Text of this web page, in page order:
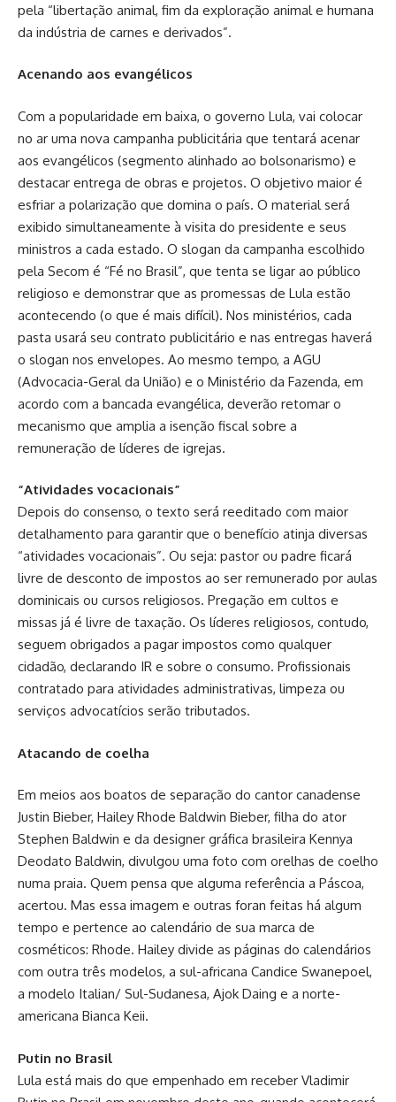
pela “libertação animal, fim da exploração animal e humana
da indústria de carnes e derivados”.
Acenando aos evangélicos
Com a popularidade em baixa, o governo Lula, vai colocar
no ar uma nova campanha publicitária que tentará acenar
aos evangélicos (segmento alinhado ao bolsonarismo) e
destacar entrega de obras e projetos. O objetivo maior é
esfriar a polarização que domina o país. O material será
exibido simultaneamente à visita do presidente e seus
ministros a cada estado. O slogan da campanha escolhido
pela Secom é “Fé no Brasil”, que tenta se ligar ao público
religioso e demonstrar que as promessas de Lula estão
acontecendo (o que é mais difícil). Nos ministérios, cada
pasta usará seu contrato publicitário e nas entregas haverá
o slogan nos envelopes. Ao mesmo tempo, a AGU
(Advocacia-Geral da União) e o Ministério da Fazenda, em
acordo com a bancada evangélica, deverão retomar o
mecanismo que amplia a isenção fiscal sobre a
remuneração de líderes de igrejas.
“Atividades vocacionais”
Depois do consenso, o texto será reeditado com maior
detalhamento para garantir que o benefício atinja diversas
“atividades vocacionais”. Ou seja: pastor ou padre ficará
livre de desconto de impostos ao ser remunerado por aulas
dominicais ou cursos religiosos. Pregação em cultos e
missas já é livre de taxação. Os líderes religiosos, contudo,
seguem obrigados a pagar impostos como qualquer
cidadão, declarando IR e sobre o consumo. Profissionais
contratado para atividades administrativas, limpeza ou
serviços advocatícios serão tributados.
Atacando de coelha
Em meios aos boatos de separação do cantor canadense
Justin Bieber, Hailey Rhode Baldwin Bieber, filha do ator
Stephen Baldwin e da designer gráfica brasileira Kennya
Deodato Baldwin, divulgou uma foto com orelhas de coelho
numa praia. Quem pensa que alguma referência a Páscoa,
acertou. Mas essa imagem e outras foran feitas há algum
tempo e pertence ao calendário de sua marca de
cosméticos: Rhode. Hailey divide as páginas do calendários
com outra três modelos, a sul-africana Candice Swanepoel,
a modelo Italian/ Sul-Sudanesa, Ajok Daing e a norte-
americana Bianca Keii.
Putin no Brasil
Lula está mais do que empenhado em receber Vladimir